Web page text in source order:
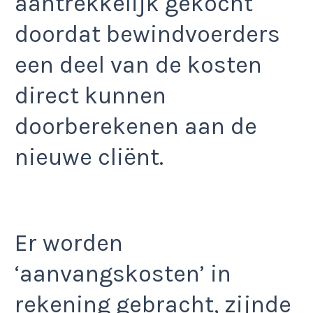
doordat bewindvoerders
een deel van de kosten
direct kunnen
doorberekenen aan de
nieuwe cliënt.
Er worden
‘aanvangskosten’ in
rekening gebracht, zijnde